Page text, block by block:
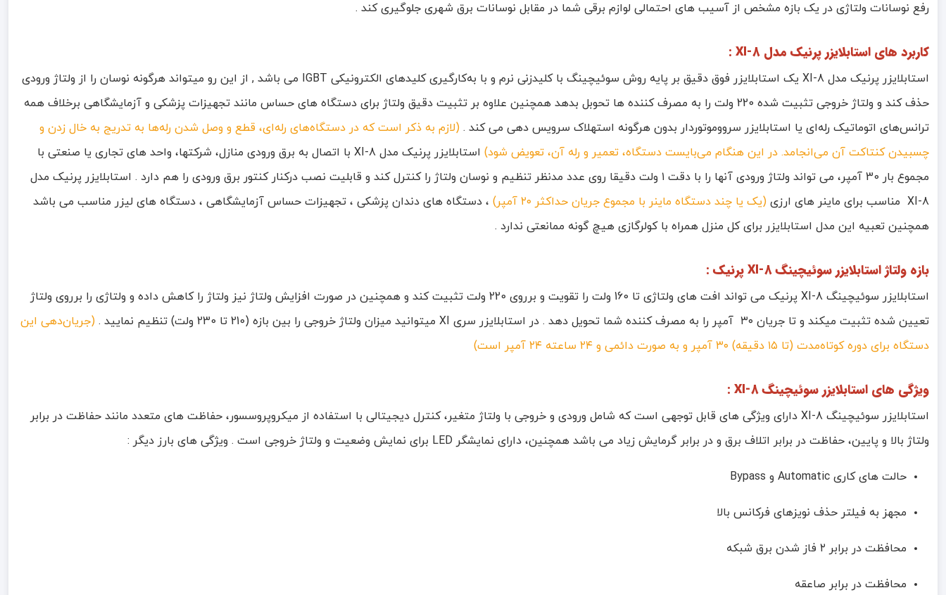
رفع نوسانات ولتاژی در یک بازه مشخص از آسیب های احتمالی لوازم برقی شما در مقابل نوسانات برق شهری جلوگیری کند .
کاربرد های استابلایزر پرنیک مدل XI-8 :
استابلایزر پرنیک مدل XI-8 یک استابلایزر فوق دقیق بر پایه روش سوئیچینگ با کلید‌زنی نرم و با به‌کارگیری کلیدهای الکترونیکی IGBT می باشد , از این رو میتواند هرگونه نوسان را از ولتاژ ورودی
حذف کند و ولتاژ خروجی تثبیت شده 220 ولت را به مصرف کننده ها تحوبل بدهد همچنین علاوه بر تثبیت دقیق ولتاژ برای دستگاه های حساس مانند تجهیزات پزشکی و آزمایشگاهی برخلاف همه
ترانس‌های اتوماتیک رله‌ای یا استابلایزر سروو‌موتور‌دار بدون هر‌گونه استهلاک سرویس دهی می کند . (لازم به ذکر است که در دستگاه‌های رله‌ای، قطع و وصل شدن رله‌ها به تدریج به خال زدن و
چسبیدن کنتاکت آن می‌انجامد. در این هنگام می‌بایست دستگاه، تعمیر و رله آن، تعویض شود)
استابلایزر پرنیک مدل XI-8 با اتصال به برق ورودی منازل، شرکتها، واحد های تجاری یا صنعتی با
مجموع بار 30 آمپر، می تواند ولتاژ ورودی آنها را با دقت ۱ ولت دقیقا روی عدد مدنظر تنظیم و نوسان ولتاژ را کنترل کند و قابلیت نصب درکنار کنتور برق ورودی را هم دارد . استابلایزر پرنیک مدل
XI-8 مناسب برای ماینر های ارزی
(یک یا چند دستگاه ماینر با مجموع جریان حداکثر ۲۰ آمپر)
، دستگاه های دندان پزشکی ، تجهیزات حساس آزمایشگاهی ، دستگاه های لیزر مناسب می باشد
همچنین تعبیه این مدل استابلایزر برای کل منزل همراه با کولرگازی هیچ گونه ممانعتی ندارد .
بازه ولتاژ استابلایزر سوئیچینگ XI-8 پرنیک :
استابلایزر سوئیچینگ XI-8 پرنیک می تواند افت های ولتاژی تا 160 ولت را تقویت و برروی 220 ولت تثبیت کند و همچنین در صورت افزایش ولتاژ نیز ولتاژ را کاهش داده و ولتاژی را برروی ولتاژ
تعیین شده تثبیت میکند و تا جریان ۳۰ آمپر را به مصرف کننده شما تحویل دهد . در استابلایزر سری XI میتوانید میزان ولتاژ خروجی را بین بازه (210 تا 230 ولت) تنظیم نمایید .
(جریان‌دهی این
دستگاه برای دوره کوتاه‌مدت (تا ۱۵ دقیقه) ۳۰ آمپر و به صورت دائمی و ۲۴ ساعته ۲۴ آمپر است)
ویژگی های استابلایزر سوئیچینگ XI-8 :
استابلایزر سوئیچینگ XI-8 دارای ویژگی های قابل توجهی است که شامل ورودی و خروجی با ولتاژ متغیر، کنترل دیجیتالی با استفاده از میکروپروسسور، حفاظت های متعدد مانند حفاظت در برابر
ولتاژ بالا و پایین، حفاظت در برابر اتلاف برق و در برابر گرمایش زیاد می باشد همچنین، دارای نمایشگر LED برای نمایش وضعیت و ولتاژ خروجی است . ویژگی های بارز دیگر :
حالت های کاری Automatic و Bypass
مجهز به فیلتر حذف نویزهای فرکانس بالا
محافظت در برابر ۲ فاز شدن برق شبکه
محافظت در برابر صاعقه